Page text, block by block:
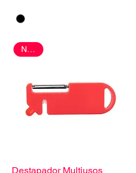
Nuevo
Destapador Multiusos